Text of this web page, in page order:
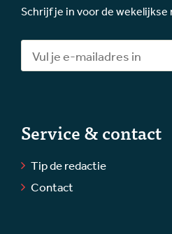
Schrijf je in voor de
Service & contact
Tip de redactie
Contact